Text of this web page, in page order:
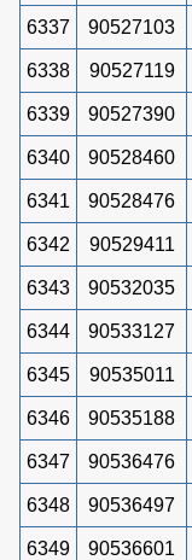
6337 90527103
6338 90527119
6339 90527390
6340 90528460
6341 90528476
6342 90529411
6343 90532035
6344 90533127
6345 90535011
6346 90535188
6347 90536476
6348 90536497
6349 90536601